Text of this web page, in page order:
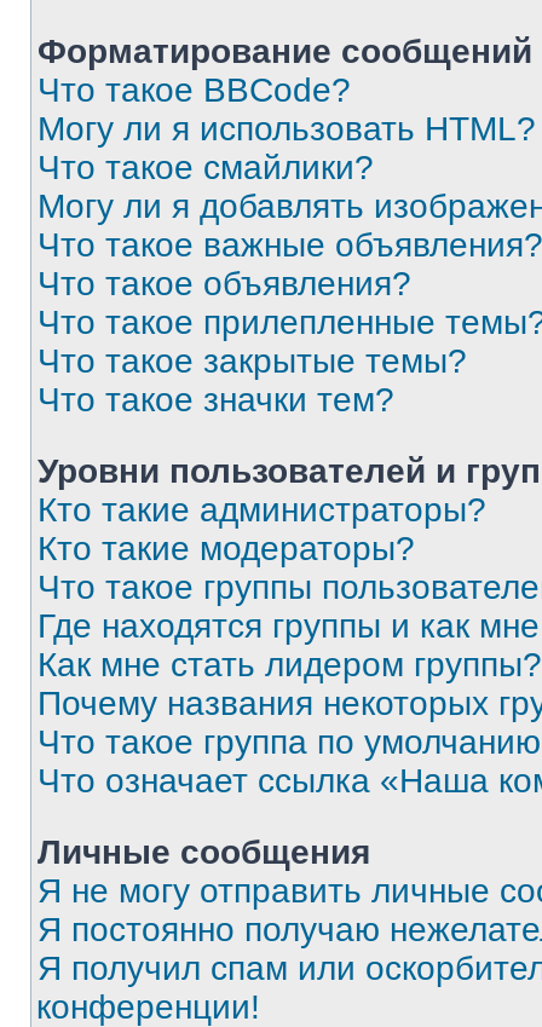
Форматирование
Что такое BBCode?
Могу ли я использовать HTML?
Что такое смайлики?
Могу ли я добавлять
Что такое важные объявления?
Что такое объявления?
Что такое прилепленные
Что такое закрытые темы?
Что такое значки тем?
Уровни пользователей и
Кто такие администраторы?
Кто такие модераторы?
Что такое группы
Где находятся группы и как
Как мне стать лидером группы?
Почему названия некоторых
Что такое группа по
Что означает ссылка «Наша
Личные сообщения
Я не могу отправить личные
Я постоянно получаю
Я получил спам или
конференции!